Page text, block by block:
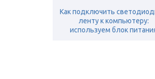
Как подключить
ленту к компьютеру:
используем блок